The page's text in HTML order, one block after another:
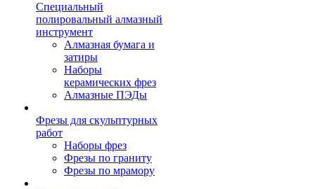
Специальный
полировальный алмазный
инструмент
Алмазная бумага и
затиры
Наборы
керамических фрез
Алмазные ПЭДы
Фрезы для скульптурных
работ
Наборы фрез
Фрезы по граниту
Фрезы по мрамору